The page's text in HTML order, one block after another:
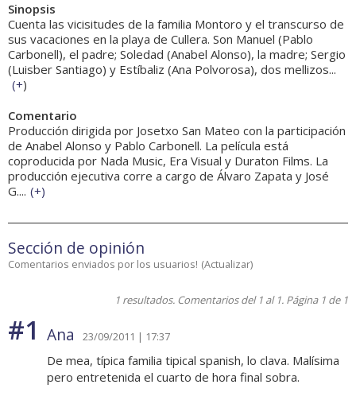
Sinopsis
Cuenta las vicisitudes de la familia Montoro y el transcurso de
sus vacaciones en la playa de Cullera. Son Manuel (Pablo
Carbonell), el padre; Soledad (Anabel Alonso), la madre; Sergio
(Luisber Santiago) y Estíbaliz (Ana Polvorosa), dos mellizos...
(+)
Comentario
Producción dirigida por Josetxo San Mateo con la participación
de Anabel Alonso y Pablo Carbonell. La película está
coproducida por Nada Music, Era Visual y Duraton Films. La
producción ejecutiva corre a cargo de Álvaro Zapata y José
G.... (+)
Sección de opinión
Comentarios enviados por los usuarios! (Actualizar)
1 resultados. Comentarios del 1 al 1. Página 1 de 1
#1 Ana 23/09/2011 | 17:37
De mea, típica familia tipical spanish, lo clava. Malísima
pero entretenida el cuarto de hora final sobra.